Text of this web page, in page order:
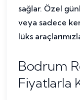
sağlar. Özel
veya sadece
lüks
Bodrum
Fiyatlarla